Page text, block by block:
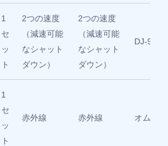
1
セ
ッ
ト
2つの速度
（減速可能
なシャット
ダウン）
2つの速度
（減速可能
なシャット
ダウン）
DJ-972-
1
セ
ッ
ト
赤外線 赤外線 オムロン